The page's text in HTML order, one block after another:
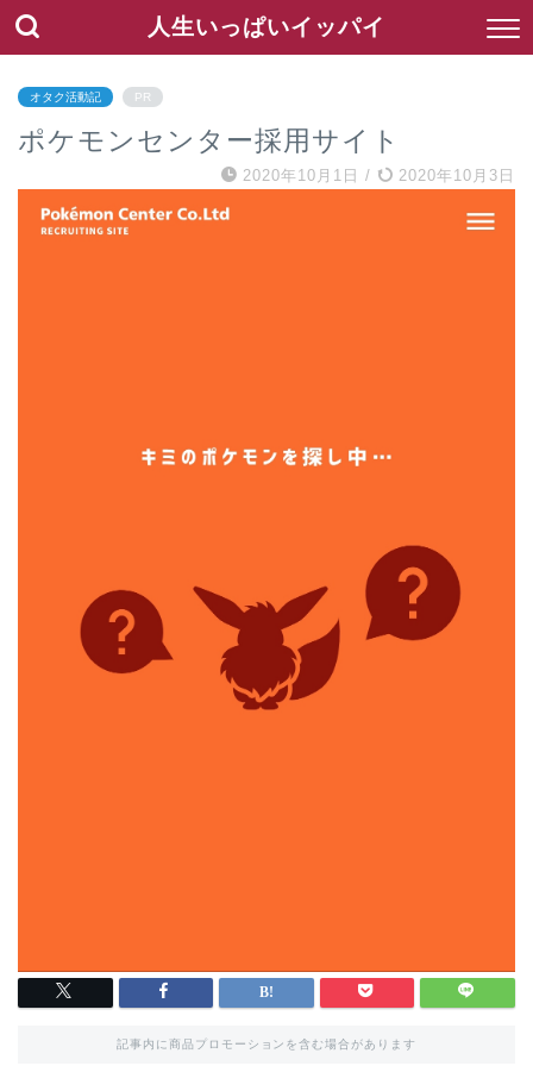
人生いっぱいイッパイ
オタク活動記 PR
ポケモンセンター採用サイト
2020年10月1日 / 2020年10月3日
記事内に商品プロモーションを含む場合があります